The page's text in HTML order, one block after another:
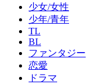
少女/女性
少年/青年
TL
BL
ファンタジー
恋愛
ドラマ